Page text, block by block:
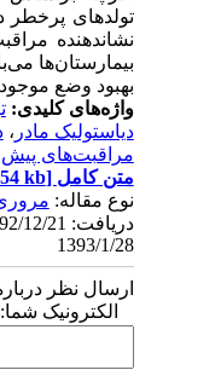
تولدهای پرخطر
نشان‏دهنده
بیمارستان‌ها
بهبود وضع
واژه‌های کلیدی:
دیاستولیک مادر،
مراقبت‌های پیش
متن کامل[PDF 654 kb]
نوع مقاله:مروری
1393/1/28
ارسال نظر
الکترونیک شما: